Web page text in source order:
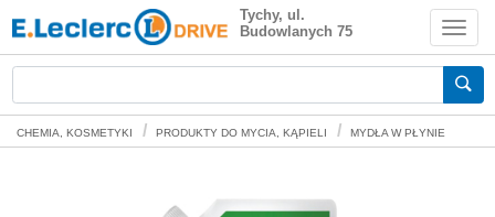
Dove Deeply Nourishing Pielęgnujące
mydło w płynie zapas 500 ml
Tychy, ul.
Budowlanych 75
CHEMIA, KOSMETYKI PRODUKTY DO MYCIA, KĄPIELI MYDŁA W PŁYNIE